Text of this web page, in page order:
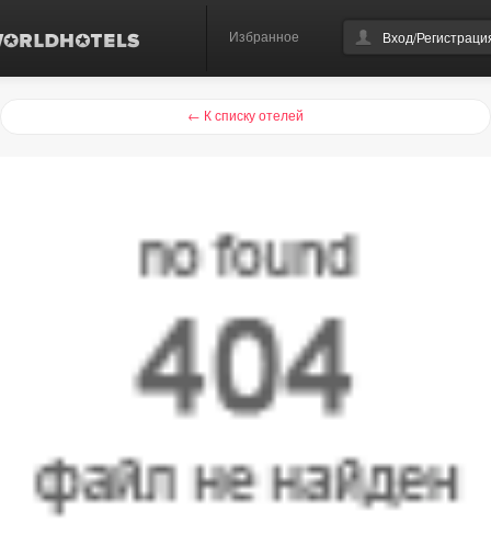
Избранное Вход/
← К списку отелей